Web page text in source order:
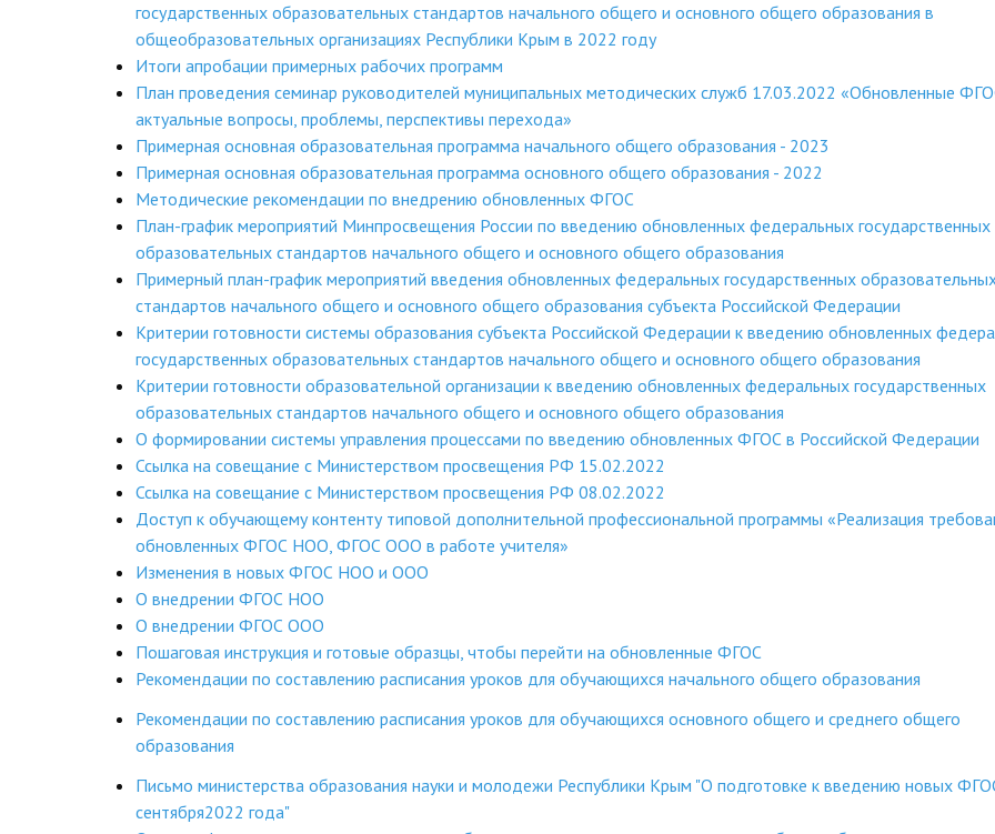
государственных образовательных стандартов начального общего и основного общего образования в
общеобразовательных организациях Республики Крым в 2022 году
Итоги апробации примерных рабочих программ
План проведения семинар руководителей муниципальных методических служб 17.03.2022 «Обновленные
актуальные вопросы, проблемы, перспективы перехода»
Примерная основная образовательная программа начального общего образования - 2023
Примерная основная образовательная программа основного общего образования - 2022
Методические рекомендации по внедрению обновленных ФГОС
План-график мероприятий Минпросвещения России по введению обновленных федеральных государственных
образовательных стандартов начального общего и основного общего образования
Примерный план-график мероприятий введения обновленных федеральных государственных
стандартов начального общего и основного общего образования субъекта Российской Федерации
Критерии готовности системы образования субъекта Российской Федерации к введению обновленных
государственных образовательных стандартов начального общего и основного общего образования
Критерии готовности образовательной организации к введению обновленных федеральных государственных
образовательных стандартов начального общего и основного общего образования
О формировании системы управления процессами по введению обновленных ФГОС в Российской Федерации
Ссылка на совещание с Министерством просвещения РФ 15.02.2022
Ссылка на совещание с Министерством просвещения РФ 08.02.2022
Доступ к обучающему контенту типовой дополнительной профессиональной программы «Реализация
обновленных ФГОС НОО, ФГОС ООО в работе учителя»
Изменения в новых ФГОС НОО и ООО
О внедрении ФГОС НОО
О внедрении ФГОС ООО
Пошаговая инструкция и готовые образцы, чтобы перейти на обновленные ФГОС
Рекомендации по составлению расписания уроков для обучающихся начального общего образования
Рекомендации по составлению расписания уроков для обучающихся основного общего и среднего общего
образования
Письмо министерства образования науки и молодежи Республики Крым "О подготовке к введению новых
сентября2022 года"